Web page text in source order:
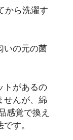
から洗濯す
いの元の菌
トがあるの
せんが、綿
感覚で換え
す。